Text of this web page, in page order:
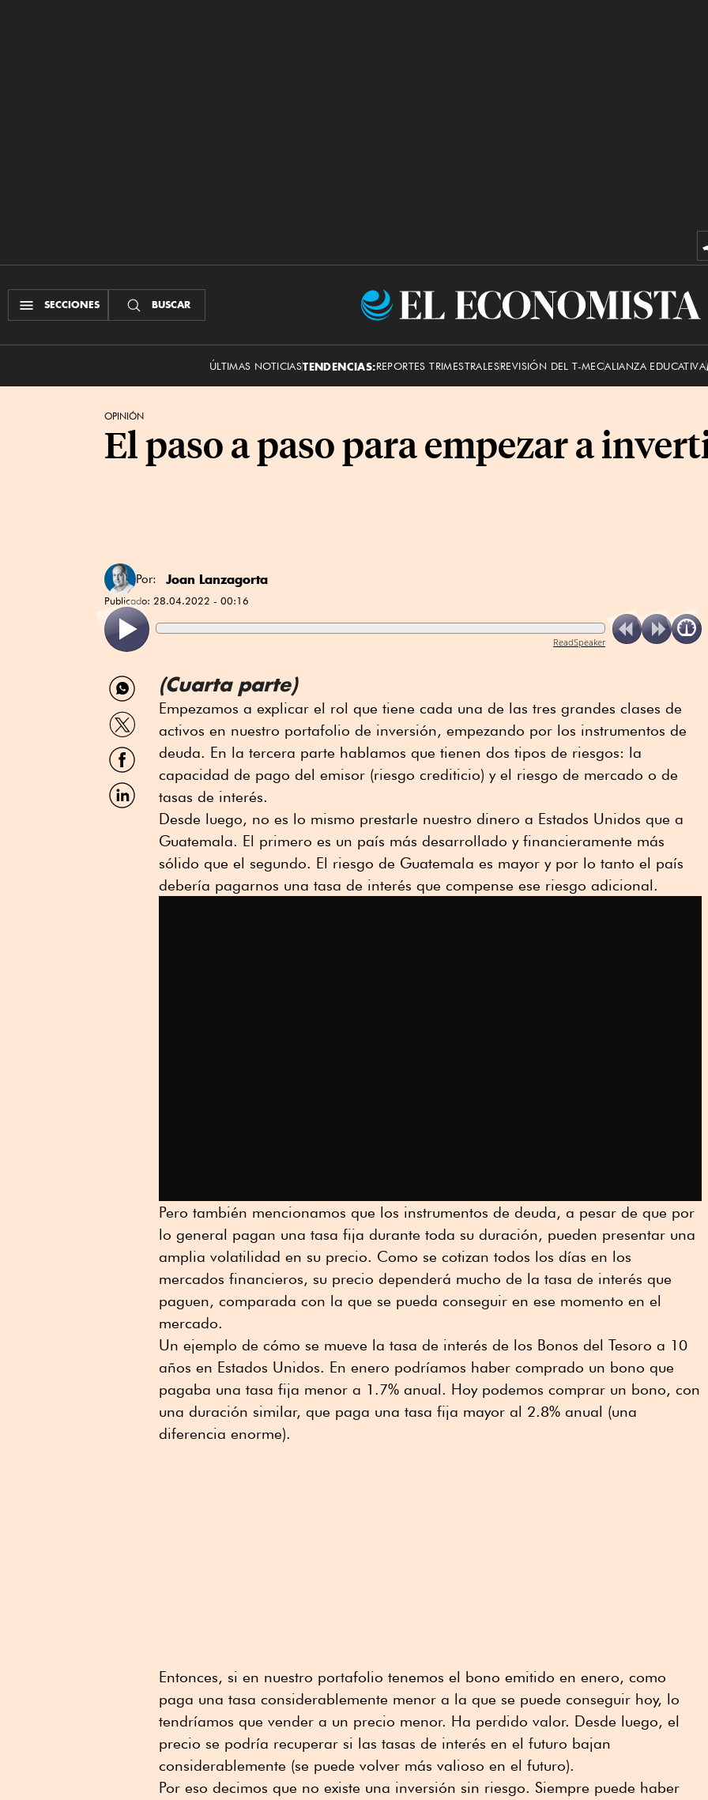
SECCIONES BUSCAR
El
ÚLTIMAS NOTICIASTENDENCIAS:REPORTES TRIMESTRALESREVISIÓN DEL T-MECALIANZA EDUCATIVA
OPINIÓN
El paso a paso para empezar a
Por: Joan Lanzagorta
Publicado: 28.04.2022 - 00:16
ReadSpeaker
Compartir
por
WhatsApp
Compartir
por
Twitter
Compartir
por
Facebook
Compartir
por
(Cuarta parte)
Empezamos a explicar el rol que tiene cada una de las tres grandes clases de
activos en nuestro portafolio de inversión, empezando por los instrumentos de
deuda. En la tercera parte hablamos que tienen dos tipos de riesgos: la
capacidad de pago del emisor (riesgo crediticio) y el riesgo de mercado o de
tasas de interés.
Desde luego, no es lo mismo prestarle nuestro dinero a Estados Unidos que a
Guatemala. El primero es un país más desarrollado y financieramente más
sólido que el segundo. El riesgo de Guatemala es mayor y por lo tanto el país
debería pagarnos una tasa de interés que compense ese riesgo adicional.
Pero también mencionamos que los instrumentos de deuda, a pesar de que por
lo general pagan una tasa fija durante toda su duración, pueden presentar una
amplia volatilidad en su precio. Como se cotizan todos los días en los
mercados financieros, su precio dependerá mucho de la tasa de interés que
paguen, comparada con la que se pueda conseguir en ese momento en el
mercado.
Un ejemplo de cómo se mueve la tasa de interés de los Bonos del Tesoro a 10
años en Estados Unidos. En enero podríamos haber comprado un bono que
pagaba una tasa fija menor a 1.7% anual. Hoy podemos comprar un bono, con
una duración similar, que paga una tasa fija mayor al 2.8% anual (una
diferencia enorme).
Entonces, si en nuestro portafolio tenemos el bono emitido en enero, como
paga una tasa considerablemente menor a la que se puede conseguir hoy, lo
tendríamos que vender a un precio menor. Ha perdido valor. Desde luego, el
precio se podría recuperar si las tasas de interés en el futuro bajan
considerablemente (se puede volver más valioso en el futuro).
Por eso decimos que no existe una inversión sin riesgo. Siempre puede haber